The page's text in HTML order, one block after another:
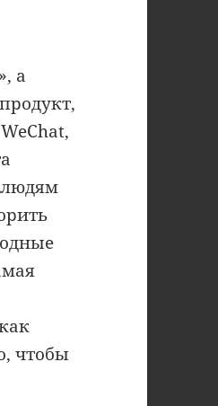
а
людям
чтобы